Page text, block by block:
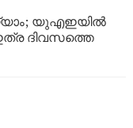
യുഎഇയിൽ
ദിവസത്തെ